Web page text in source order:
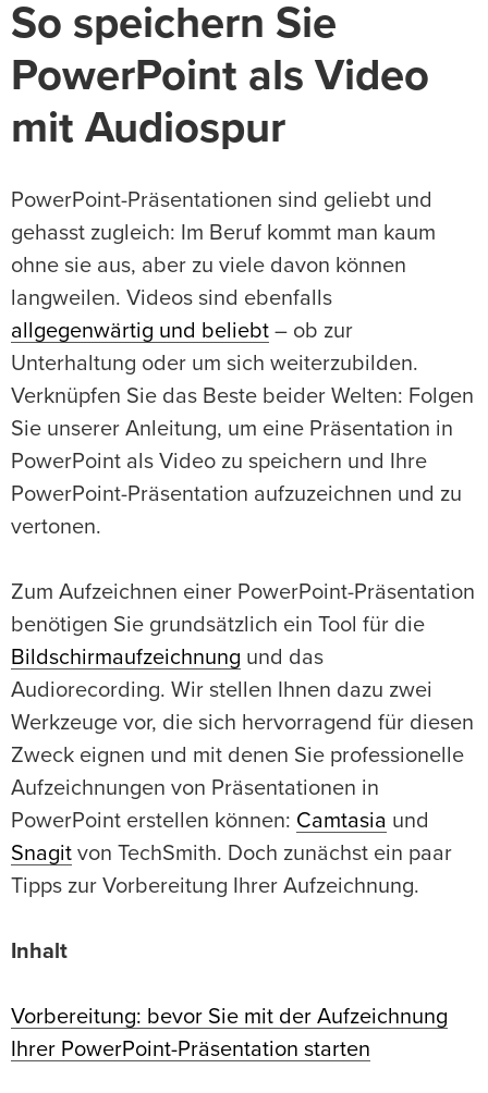
So speichern Sie
PowerPoint als Video
mit Audiospur
PowerPoint-Präsentationen sind geliebt und
gehasst zugleich: Im Beruf kommt man kaum
ohne sie aus, aber zu viele davon können
langweilen. Videos sind ebenfalls
allgegenwärtig und beliebt – ob zur
Unterhaltung oder um sich weiterzubilden.
Verknüpfen Sie das Beste beider Welten: Folgen
Sie unserer Anleitung, um eine Präsentation in
PowerPoint als Video zu speichern und Ihre
PowerPoint-Präsentation aufzuzeichnen und zu
vertonen.
Zum Aufzeichnen einer PowerPoint-Präsentation
benötigen Sie grundsätzlich ein Tool für die
Bildschirmaufzeichnung und das
Audiorecording. Wir stellen Ihnen dazu zwei
Werkzeuge vor, die sich hervorragend für diesen
Zweck eignen und mit denen Sie professionelle
Aufzeichnungen von Präsentationen in
PowerPoint erstellen können: Camtasia und
Snagit von TechSmith. Doch zunächst ein paar
Tipps zur Vorbereitung Ihrer Aufzeichnung.
Inhalt
Vorbereitung: bevor Sie mit der Aufzeichnung
Ihrer PowerPoint-Präsentation starten